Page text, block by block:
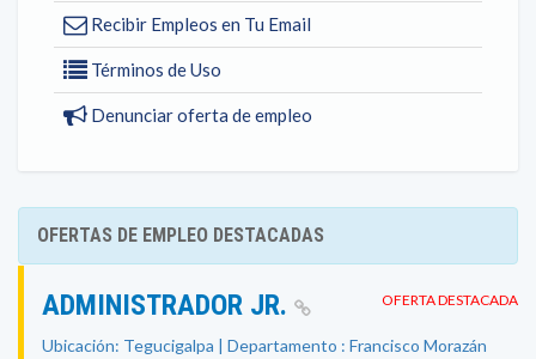
Recibir Empleos en Tu Email
Términos de Uso
Denunciar oferta de empleo
OFERTAS DE EMPLEO DESTACADAS
OFERTA DESTACADA
ADMINISTRADOR JR.
Ubicación: Tegucigalpa | Departamento : Francisco Morazán